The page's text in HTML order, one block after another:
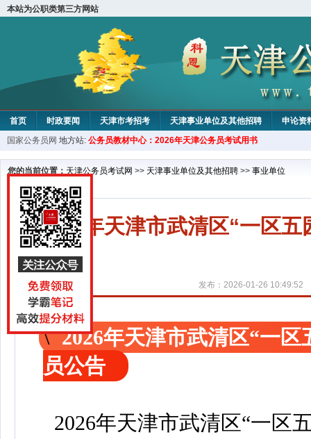
本站为公职类第三方网站
首页 时政要闻 天津市考招考 天津事业单位及其他招聘 申论资
教材中心
国家公务员网 地方站: 公务员教材中心：2026年天津公务员考试用书
您的当前位置： 天津公务员考试网 >> 天津事业单位及其他招聘 >> 事业单位
2026年天津市武清区“一区
发布：2026-01-26 10:49:52
2026年天津市武清区“一
员公告
2026年天津市武清区“一区